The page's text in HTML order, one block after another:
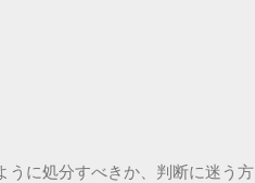
うに処分すべきか、判断に迷う方